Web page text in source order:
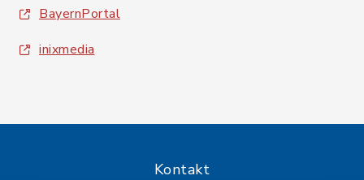
BayernPortal
inixmedia
Kontakt